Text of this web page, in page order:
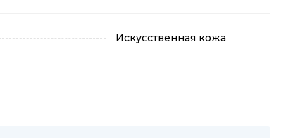
Искусственная кожа